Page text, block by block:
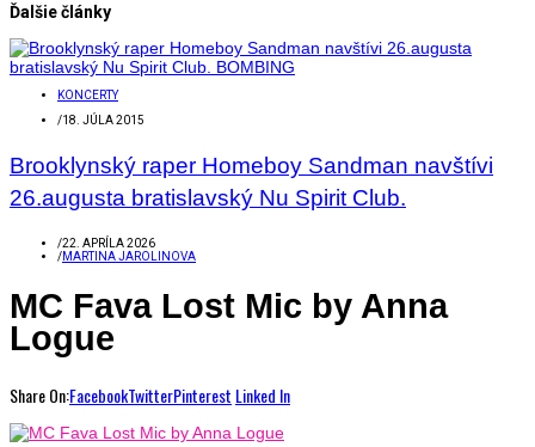
Ďalšie články
KONCERTY
/18. JÚLA 2015
Brooklynský raper Homeboy Sandman navštívi
26.augusta bratislavský Nu Spirit Club.
/22. APRÍLA 2026
/MARTINA JAROLINOVA
MC Fava Lost Mic by Anna
Logue
Share On:FacebookTwitterPinterest Linked In